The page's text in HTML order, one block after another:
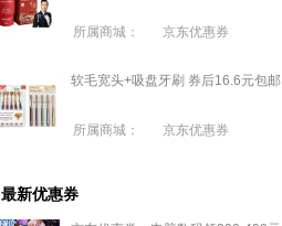
所属商城： 京东优惠券
软毛宽头+吸盘牙刷 券后16.6元包邮
所属商城： 京东优惠券
最新优惠券